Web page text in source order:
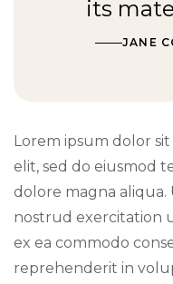
its
JANE
Lorem ipsum dolor
elit, sed do eiusmod
dolore magna aliqua.
nostrud exercitation
ex ea commodo
reprehenderit in